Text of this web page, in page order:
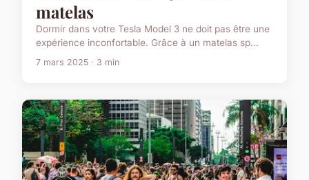
matelas
Dormir dans votre Tesla Model 3 ne doit pas être une
expérience inconfortable. Grâce à un matelas sp...
7 mars 2025 · 3 min